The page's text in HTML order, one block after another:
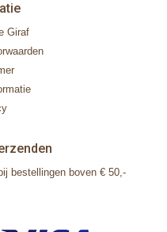
Giraf
bestellingen boven € 50,-